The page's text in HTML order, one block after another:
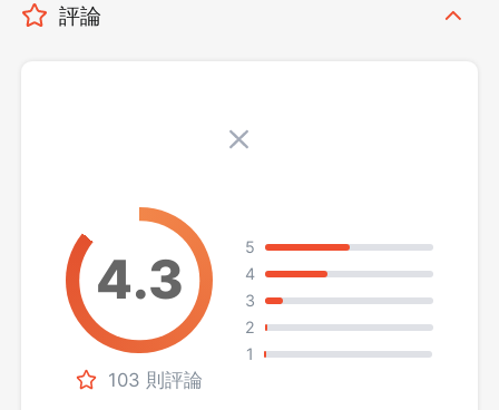
評論
103 則評論
5
4
3
2
1